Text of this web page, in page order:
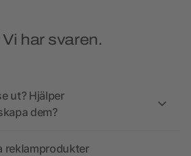
har svaren.
ut? Hjälper
dem?
reklamprodukter